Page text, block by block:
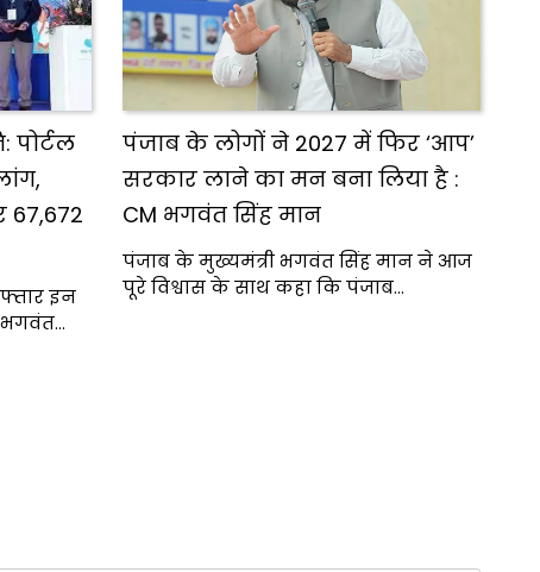
पोर्टल
67,672
इन
भगवंत…
पंजाब के लोगों ने 2027 में फिर ‘आप’
सरकार लाने का मन बना लिया है :
CM भगवंत सिंह मान
पंजाब के मुख्यमंत्री भगवंत सिंह मान ने आज
पूरे विश्वास के साथ कहा कि पंजाब…